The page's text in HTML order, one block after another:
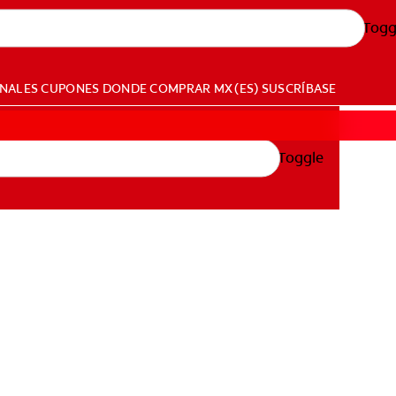
CUPONES DONDE COMPRAR MX (ES) SUSCRÍBASE
Toggle